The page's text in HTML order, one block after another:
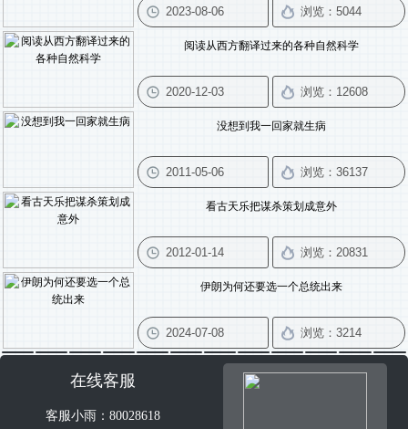
阅读从西方翻译过来的各种自然科学
没想到我一回家就生病
看古天乐把谋杀策划成意外
伊朗为何还要选一个总统出来
在线客服
客服小雨：80028618